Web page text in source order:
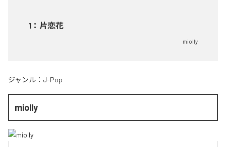
1 ： 片恋花
miolly
ジャンル： J-Pop
miolly